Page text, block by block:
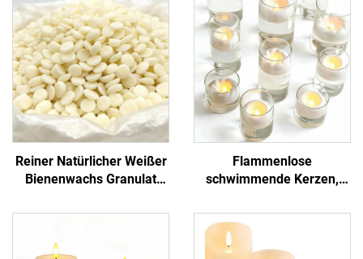
Reiner Natürlicher Weißer
Bienenwachs Granulat
Tägliche Chemische
Flammenlose
schwimmende Kerzen,
Hochzeit und
Tischdekoration,
Wohnraumdekoration